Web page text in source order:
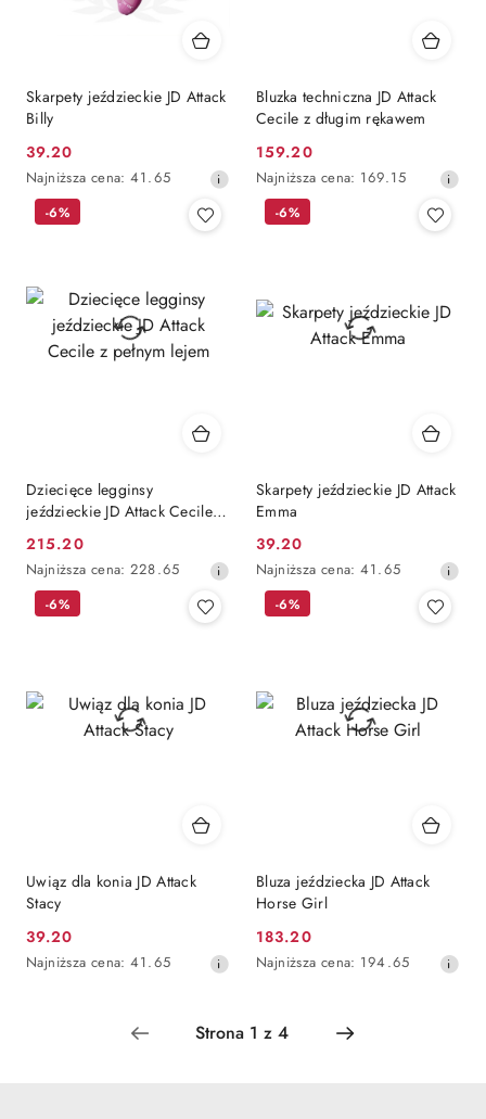
Skarpety jeździeckie JD Attack
Billy
Cena
promocyjna:
39.20
Najniższa
cena
obniżką
Najniższa cena: 41.65
Bluzka techniczna JD Attack
Cecile z długim rękawem
Cena
promocyjna:
159.20
Najniższa
cena
Najniższa cena: 169.15
Dziecięce legginsy
jeździeckie JD Attack Cecile z
Cena
promocyjna:
215.20
Najniższa
cena
Najniższa cena: 228.65
-6%
Skarpety jeździeckie JD Attack
Emma
Cena
promocyjna:
39.20
Najniższa
cena
Najniższa cena: 41.65
-6%
Uwiąz dla konia JD Attack
Stacy
Cena
promocyjna:
39.20
Najniższa
Najniższa cena: 41.65
-6%
Bluza jeździecka JD Attack
Horse Girl
Cena
promocyjna:
183.20
Najniższa
dni
Najniższa cena: 194.65
-6%